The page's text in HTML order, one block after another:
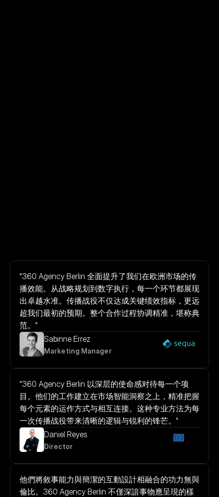
"360 Agency Berlin 全面提升了我们在欧洲市场的传
播效能。从战略规划到数字执行，每一个环节都展现
出卓越水准。传播战役不仅达成关键绩效指标，更远
超我们最初的预期。整个合作过程协调精准，堪称典
范。"
Sabinne Errez
Marketing Manager
"360 Agency Berlin 以深层的使命感对待每一个项
目。他们的工作建立在市场智能洞察之上，精准把握
每个元素的运作方式与相互连接。这种专业方法为每
一次传播战役带来清晰的逻辑与锐利的锋芒。"
Daniel Reyes
Director
他們將敘事能力與簡潔的互動設計相融合的功力無與
倫比。360 Agency Berlin 不僅深諳事物應呈現的樣